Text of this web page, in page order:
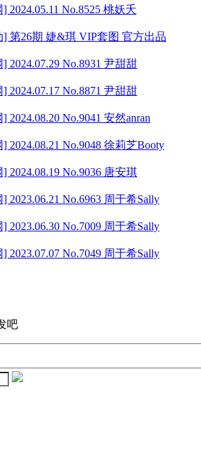
2024.05.11 No.8525 桃妖夭
第26期 婕&琪 VIP套图 官方出品
2024.07.29 No.8931 尹甜甜
2024.07.17 No.8871 尹甜甜
2024.08.20 No.9041 安然anran
2024.08.21 No.9048 徐莉芝Booty
2024.08.19 No.9036 唐安琪
2023.06.21 No.6963 周于希Sally
2023.06.30 No.7009 周于希Sally
2023.07.07 No.7049 周于希Sally
吧